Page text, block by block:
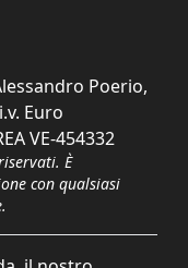
Poerio,
Euro
VE-454332
È
con qualsiasi